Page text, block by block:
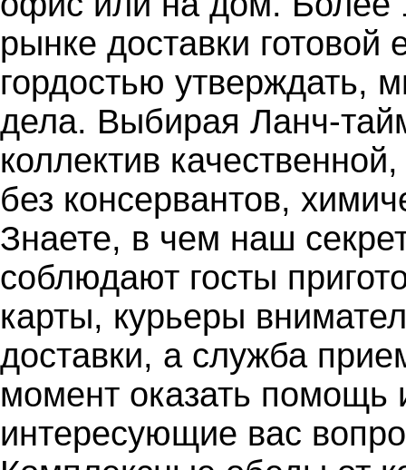
рынке доставки
гордостью утверждать,
дела. Выбирая Ланч-
коллектив
без консервантов,
Знаете, в чем наш
соблюдают госты
карты, курьеры
доставки, а служба
момент оказать помощь
интересующие вас